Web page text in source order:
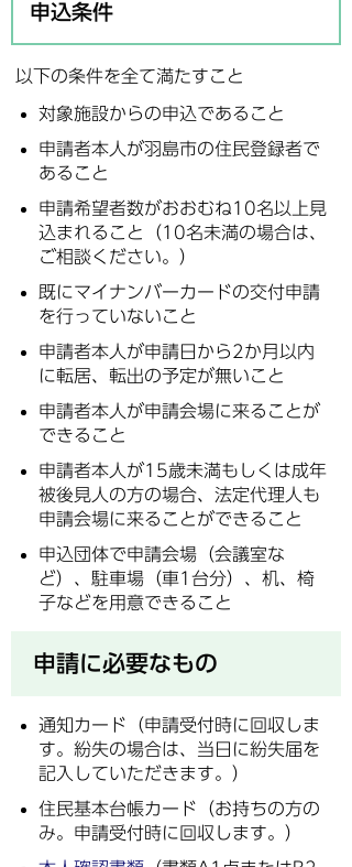
申込条件
以下の条件を全て満たすこと
対象施設からの申込であること
申請者本人が羽島市の住民登録者で
あること
申請希望者数がおおむね10名以上見
込まれること（10名未満の場合は、
ご相談ください。）
既にマイナンバーカードの交付申請
を行っていないこと
申請者本人が申請日から2か月以内
に転居、転出の予定が無いこと
申請者本人が申請会場に来ることが
できること
申請者本人が15歳未満もしくは成年
被後見人の方の場合、法定代理人も
申請会場に来ることができること
申込団体で申請会場（会議室な
ど）、駐車場（車1台分）、机、椅
子などを用意できること
申請に必要なもの
通知カード（申請受付時に回収しま
す。紛失の場合は、当日に紛失届を
記入していただきます。）
住民基本台帳カード（お持ちの方の
み。申請受付時に回収します。）